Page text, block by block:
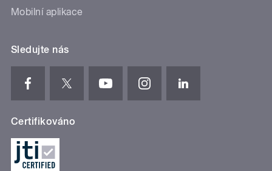
Mobilní aplikace
Sledujte nás
Certifikováno